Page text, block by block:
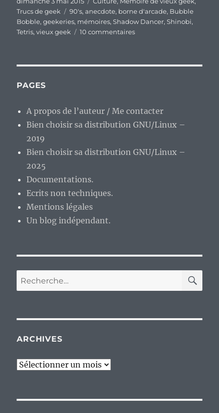
le
Trucs de geek
Étiquettes
90's,anecdote, borne d'arcade, Bubble
Bobble,geekeries, mémoires,Shadow Dancer,Shinobi,
Tetris,vieux geek 10 commentairessur
Ninja,
Bubble
Les
PAGES
A propos de l’auteur / Me contacter
Bien choisir sa distribution GNU/Linux –
2019
Bien choisir sa distribution GNU/Linux –
2025
Documentations.
Ecrits non techniques.
Mentions légales
Un blog indépendant.
Recherche
pour :
ARCHIVES
Archives